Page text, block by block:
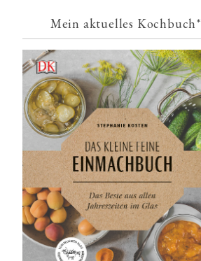
Mein aktuelles Kochbuch*